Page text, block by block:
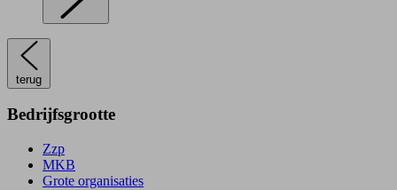
terug
Bedrijfsgrootte
Zzp
MKB
Grote organisaties